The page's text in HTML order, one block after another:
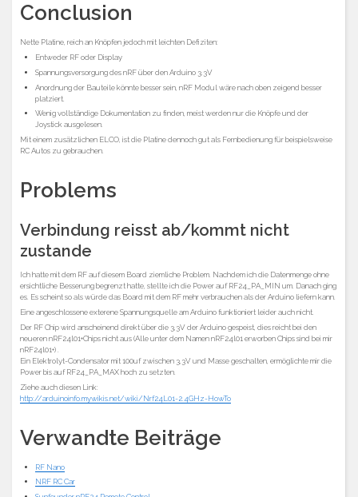
Conclusion
Nette Platine, reich an Knöpfen jedoch mit leichten Defiziten:
Entweder RF oder Display
Spannungsversorgung des nRF über den Arduino 3.3V
Anordnung der Bauteile könnte besser sein, nRF Modul wäre nach oben zeigend besser
platziert.
Wenig vollständige Dokumentation zu finden, meist werden nur die Knöpfe und der
Joystick ausgelesen.
Mit einem zusätzlichen ELCO, ist die Platine dennoch gut als Fernbedienung für beispielsweise
RC Autos zu gebrauchen.
Problems
Verbindung reisst ab/kommt nicht
zustande
Ich hatte mit dem RF auf diesem Board ziemliche Problem. Nachdem ich die Datenmenge ohne
ersichtliche Besserung begrenzt hatte, stellte ich die Power auf RF24_PA_MIN um. Danach ging
es. Es scheint so als würde das Board mit dem RF mehr verbrauchen als der Arduino liefern kann.
Eine angeschlossene exterene Spannungsquelle am Arduino funktioniert leider auch nicht.
Der RF Chip wird anscheinend direkt über die 3,3V der Arduino gespeist, dies reicht bei den
neueren nRF24l01+Chips nicht aus (Alle unter dem Namen nRF24l01 erworben Chips sind bei mir
nRF24l01+) .
Ein Elektrolyt-Condensator mit 100uf zwischen 3,3V und Masse geschalten, ermöglichte mir die
Power bis auf RF24_PA_MAX hoch zu setzten.
Ziehe auch diesen Link:
http://arduinoinfo.mywikis.net/wiki/Nrf24L01-2.4GHz-HowTo
Verwandte Beiträge
RF Nano
NRF RC Car